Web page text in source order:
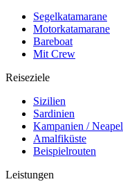
Segelkatamarane
Motorkatamarane
Bareboat
Mit Crew
Reiseziele
Sizilien
Sardinien
Kampanien / Neapel
Amalfiküste
Beispielrouten
Leistungen